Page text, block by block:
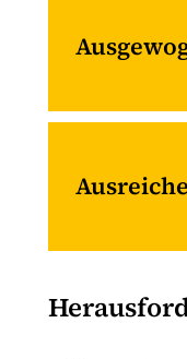
bleiben,
den Fokus.
Gespräch
oder zügiges